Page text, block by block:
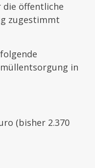
die öffentliche
zugestimmt
in
2.370